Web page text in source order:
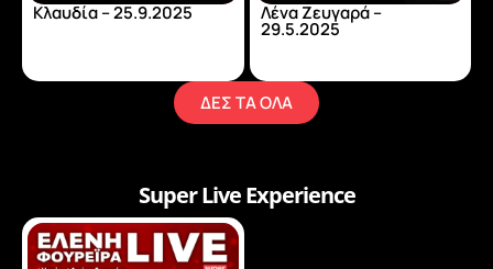
Κλαυδία – 25.9.2025 Λένα Ζευγαρά –
29.5.2025
ΔΕΣ ΤΑ ΟΛΑ
Super Live Experience